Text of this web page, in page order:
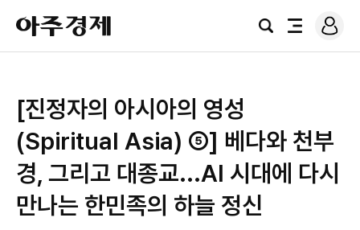
아
주
경
검
전
로
그
[진정자의 아시아의 영성
(Spiritual Asia) ⑤] 베다와 천부
경, 그리고 대종교...AI 시대에 다시
만나는 한민족의 하늘 정신